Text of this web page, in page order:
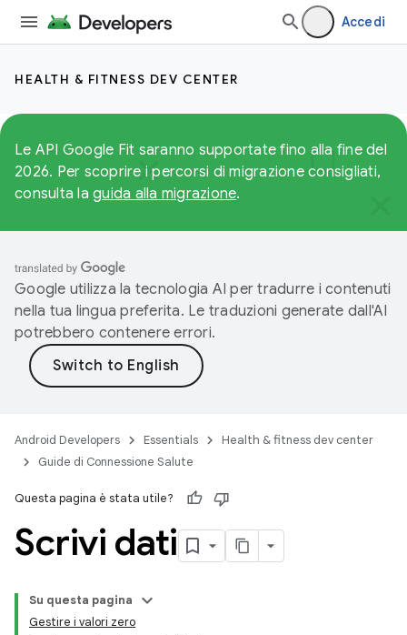
Accedi
HEALTH & FITNESS DEV CENTER
Le API Google Fit saranno supportate fino alla fine del
2026. Per scoprire i percorsi di migrazione consigliati,
consulta la guida alla migrazione.
Google utilizza la tecnologia AI per tradurre i contenuti
nella tua lingua preferita. Le traduzioni generate dall'AI
potrebbero contenere errori.
Android Developers Essentials
Health & fitness dev center
Guide di Connessione Salute
Questa pagina è stata utile?
Scrivi dati
Su questa pagina
Gestire i valori zero